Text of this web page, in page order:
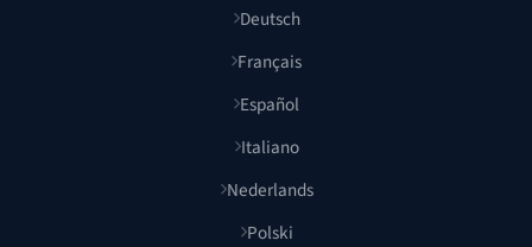
Deutsch
Français
Español
Italiano
Nederlands
Polski